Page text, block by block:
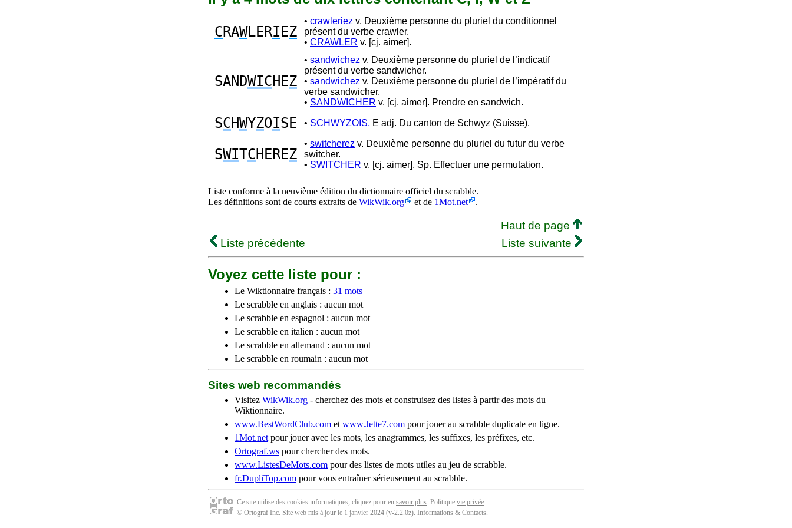
CRAWLERI EZ
• crawleriez v. Deuxième personne du pluriel du conditionnel
présent du verbe crawler.
• CRAWLER v. [cj. aimer].
SANDWICHEZ
• sandwichez v. Deuxième personne du pluriel de l’indicatif
présent du verbe sandwicher.
• sandwichez v. Deuxième personne du pluriel de l’impératif du
verbe sandwicher.
• SANDWICHER v. [cj. aimer]. Prendre en sandwich.
SCHWYZOISE • SCHWYZOIS, E adj. Du canton de Schwyz (Suisse).
SWITCHEREZ
• switcherez v. Deuxième personne du pluriel du futur du verbe
switcher.
• SWITCHER v. [cj. aimer]. Sp. Effectuer une permutation.
Liste conforme à la neuvième édition du dictionnaire officiel du scrabble.
Les définitions sont de courts extraits de WikWik.org et de 1Mot.net .
Haut de page
Liste précédente
Liste suivante
Voyez cette liste pour :
Le Wiktionnaire français : 31 mots
Le scrabble en anglais : aucun mot
Le scrabble en espagnol : aucun mot
Le scrabble en italien : aucun mot
Le scrabble en allemand : aucun mot
Le scrabble en roumain : aucun mot
Sites web recommandés
Visitez WikWik.org - cherchez des mots et construisez des listes à partir des mots du
Wiktionnaire.
www.BestWordClub.com et www.Jette7.com pour jouer au scrabble duplicate en ligne.
1Mot.net pour jouer avec les mots, les anagrammes, les suffixes, les préfixes, etc.
Ortograf.ws pour chercher des mots.
www.ListesDeMots.com pour des listes de mots utiles au jeu de scrabble.
fr.DupliTop.com pour vous entraîner sérieusement au scrabble.
Ce site utilise des cookies informatiques, cliquez pour en savoir plus. Politique vie privée.
© Ortograf Inc. Site web mis à jour le 1 janvier 2024 (v-2.2.0z). Informations & Contacts.